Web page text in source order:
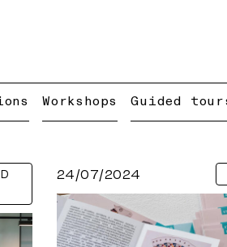
Workshops Guided
24/07/2024